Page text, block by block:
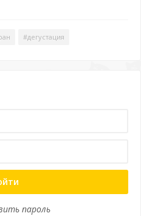
#дегустация
пароль